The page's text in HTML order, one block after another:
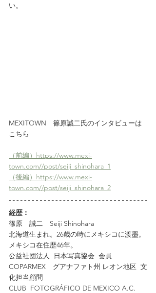
い。
MEXITOWN　篠原誠二氏のインタビューは
こちら
（前編）https://www.mexi-
town.com//post/seiji_shinohara_1
（後編）https://www.mexi-
town.com//post/seiji_shinohara_2
経歴：
篠原　誠二　Seiji Shinohara
北海道生まれ。26歳の時にメキシコに渡墨。
メキシコ在住歴46年。
公益社団法人  日本写真協会  会員
COPARMEX　グアナファト州 レオン地区  文
化担当顧問
CLUB  FOTOGRÁFICO DE MEXICO A.C.